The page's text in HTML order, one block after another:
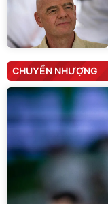
CHUYỂN NHƯỢNG